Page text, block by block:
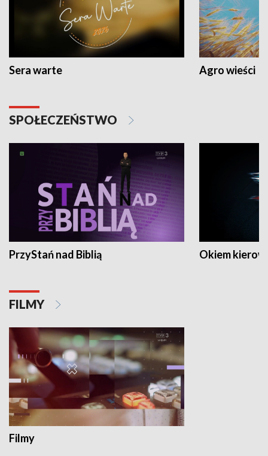
Sera warte Agro wieści
SPOŁECZEŃSTWO
PrzyStań nad Biblią Okiem
FILMY
Filmy